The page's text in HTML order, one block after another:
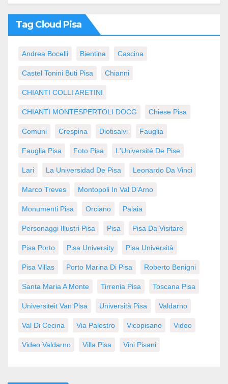
Tag Cloud Pisa
Andrea Bocelli Bientina Cascina
Castel Tonini Buti Pisa Chianni
CHIANTI COLLI ARETINI
CHIANTI MONTESPERTOLI DOCG Chiese Pisa
Comuni Crespina Diotisalvi Fauglia
Fauglia Pisa Foto Pisa L'Université De Pise
Lari La Universidad De Pisa Leonardo Da Vinci
Marco Treves Montopoli In Val D'Arno
Monumenti Pisa Orciano Palaia
Personaggi Illustri Pisa Pisa Pisa Da Visitare
Pisa Porto Pisa University Pisa Università
Pisa Villas Porto Marina Di Pisa Roberto Benigni
Santa Maria A Monte Tirrenia Pisa Toscana Pisa
Universiteit Van Pisa Università Pisa Valdarno
Val Di Cecina Via Palestro Vicopisano Video
Video Valdarno Villa Pisa Vini Pisani